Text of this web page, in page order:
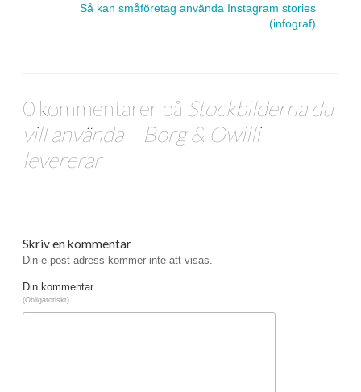
Så kan småföretag använda Instagram stories
(infograf)
0 kommentarer på Stockbilderna du
vill använda – Borg & Owilli
levererar
Skriv en kommentar
Din e-post adress kommer inte att visas.
Din kommentar
(Obligatoriskt)